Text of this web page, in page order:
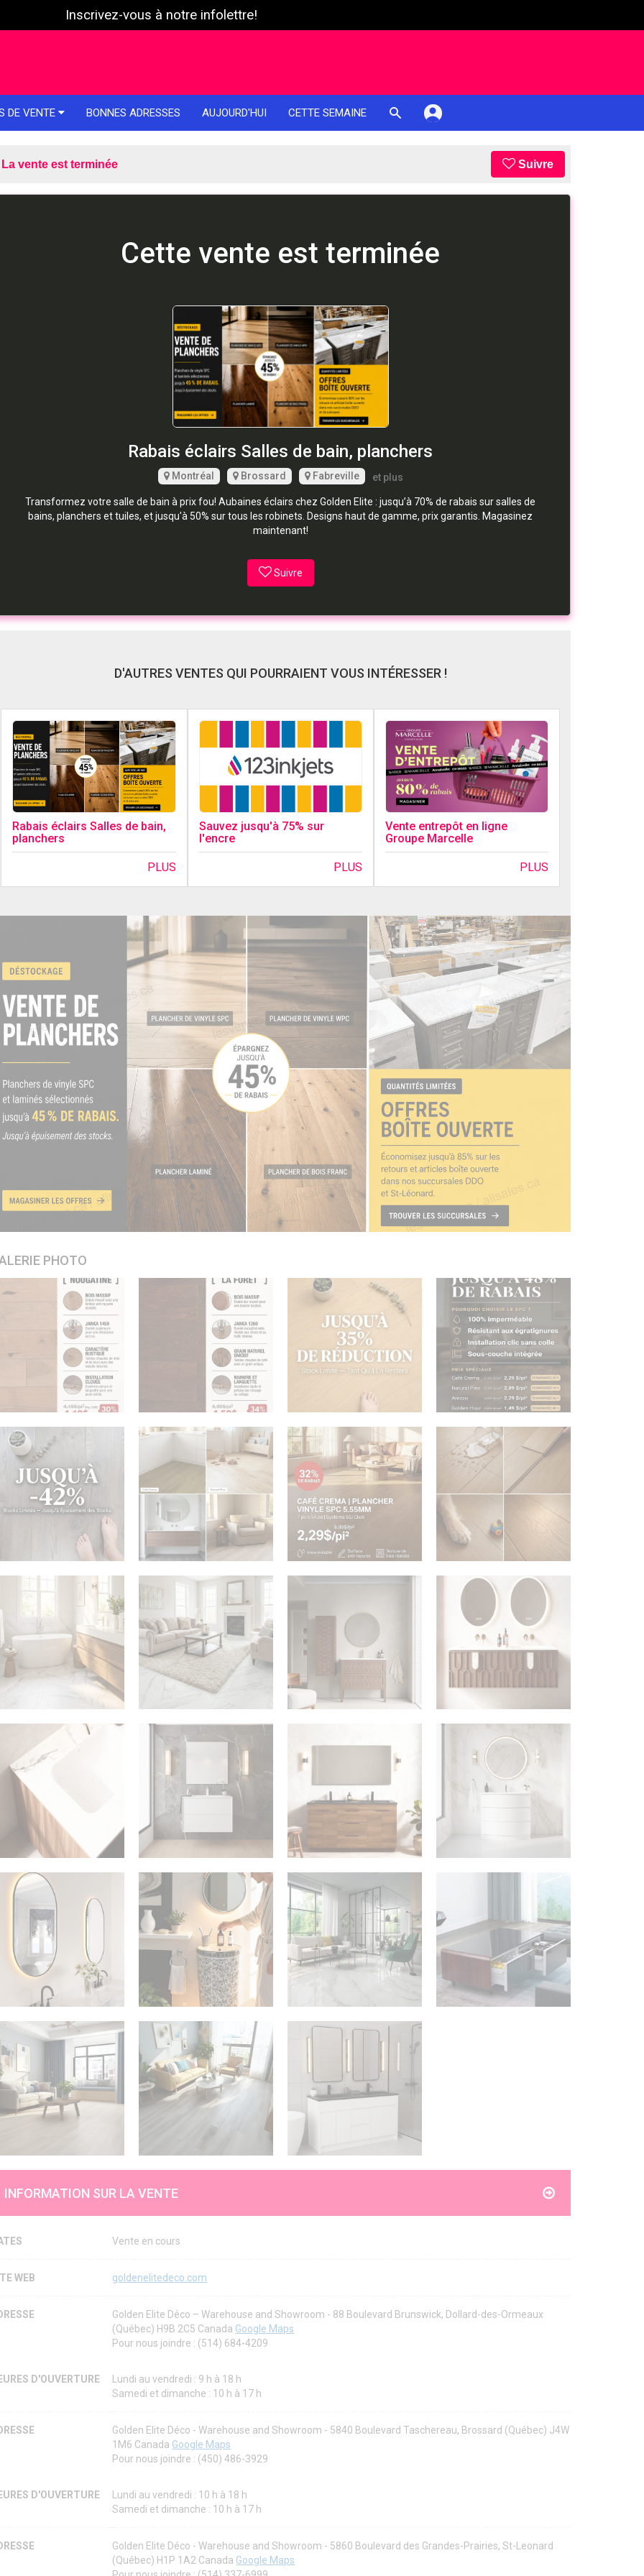
Inscrivez-vous à notre infolettre!
DE VENTE BONNES ADRESSES AUJOURD'HUI CETTE SEMAINE
La vente est terminée Suivre
Cette vente est terminée
Rabais éclairs Salles de bain, planchers
Montréal Brossard Fabreville et plus
Transformez votre salle de bain à prix fou! Aubaines éclairs chez Golden Elite : jusqu’à 70% de rabais sur salles de
bains, planchers et tuiles, et jusqu'à 50% sur tous les robinets. Designs haut de gamme, prix garantis. Magasinez
maintenant!
Suivre
D'AUTRES VENTES QUI POURRAIENT VOUS INTÉRESSER !
Rabais éclairs Salles de bain,
planchers
PLUS
Sauvez jusqu'à 75% sur
l'encre
PLUS
Vente entrepôt en ligne
Groupe Marcelle
PLUS
PHOTO
INFORMATION SUR LA VENTE
Vente en cours
WEB goldenelitedeco.com
Golden Elite Déco – Warehouse and Showroom - 88 Boulevard Brunswick, Dollard-des-Ormeaux
(Québec) H9B 2C5 Canada Google Maps
Pour nous joindre : (514) 684-4209
D'OUVERTURE
Lundi au vendredi : 9 h à 18 h
Samedi et dimanche : 10 h à 17 h
Golden Elite Déco - Warehouse and Showroom - 5840 Boulevard Taschereau, Brossard (Québec) J4W
1M6 Canada Google Maps
Pour nous joindre : (450) 486-3929
D'OUVERTURE
Lundi au vendredi : 10 h à 18 h
Samedi et dimanche : 10 h à 17 h
Golden Elite Déco - Warehouse and Showroom - 5860 Boulevard des Grandes-Prairies, St-Leonard
(Québec) H1P 1A2 Canada Google Maps